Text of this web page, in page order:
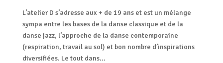
L’atelier D s’adresse aux + de 19 ans et est un mélange
sympa entre les bases de la danse classique et de la
danse jazz, l’approche de la danse contemporaine
(respiration, travail au sol) et bon nombre d’inspirations
diversifiées. Le tout dans...